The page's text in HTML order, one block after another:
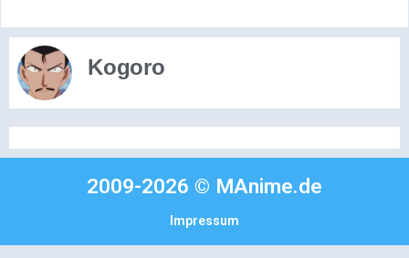
Kogoro
2009-2026 © MAnime.de
Impressum